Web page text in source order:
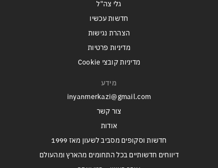
גלי צה"ל
חדשות עכשיו
הצהרת נגישות
מדיניות פרטיות
מדיניות קובצי Cookie
מידע
inyanmerkazi@gmail.com
צור קשר
אודות
חדשות וסקופים מסביב לשעון מאז 1999
דיווחים חדשותיים בכל התחומים מהארץ ומהעולם